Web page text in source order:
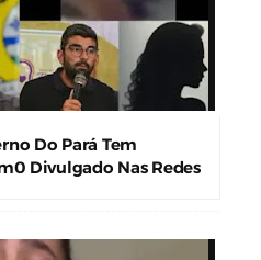
Do Pará Tem
Divulgado Nas Redes